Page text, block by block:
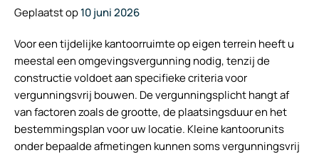
Geplaatst op10 juni 2026
Voor een tijdelijke kantoorruimte op eigen terrein heeft u
meestal een omgevingsvergunning nodig, tenzij de
constructie voldoet aan specifieke criteria voor
vergunningsvrij bouwen. De vergunningsplicht hangt af
van factoren zoals de grootte, de plaatsingsduur en het
bestemmingsplan voor uw locatie. Kleine kantoorunits
onder bepaalde afmetingen kunnen soms vergunningsvrij